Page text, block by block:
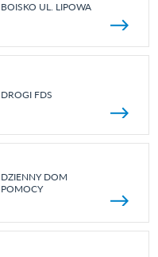
BOISKO UL. LIPOWA
DROGI FDS
DZIENNY DOM
POMOCY